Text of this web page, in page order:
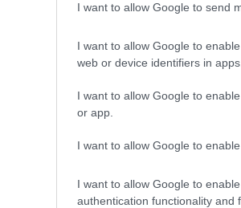
I want to allow Google to send
I want to allow Google to
web or device identifiers in apps.
I want to allow Google to
or app.
I want to allow Google to
I want to allow Google to
authentication functionality and